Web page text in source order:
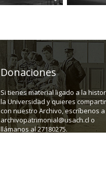
Donaciones
Si tienes material ligado a la
la Universidad y quieres
con nuestro Archivo, escríbenos a
archivopatrimonial@usach.cl o
llámanos al 27180275.